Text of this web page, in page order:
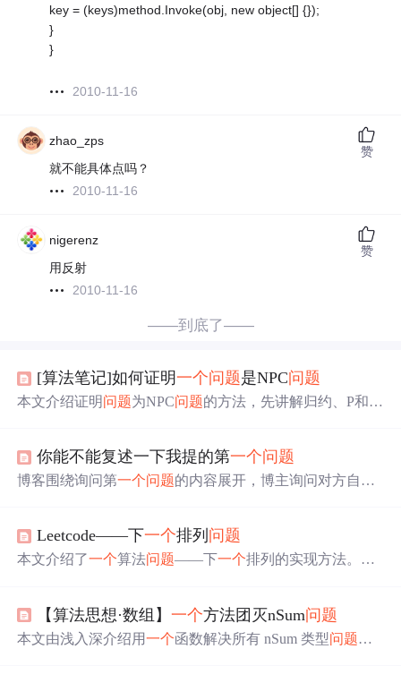
key = (keys)method.Invoke(obj, new object[] {});
}
}
2010-11-16
zhao_zps
就不能具体点吗？
2010-11-16
赞
nigerenz
用反射
2010-11-16
赞
——到底了——
[算法笔记]如何证明一个问题是NPC问题
本文介绍证明问题为NPC问题的方法，先讲解归约、P和N
程安排、4 - COLOR染色等例子，分享做题经验并分析决
策、搜索和最优问题关系。
你能不能复述一下我提的第一个问题
博客围绕询问第一个问题的内容展开，博主询问对方自己
Leetcode——下一个排列 问题
本文介绍了一个算法问题——下一个排列的实现方法。该
说明及Java代码实现。
【算法思想·数组】一个方法团灭nSum问题
本文由浅入深介绍用一个函数解决所有 nSum 类型问题。